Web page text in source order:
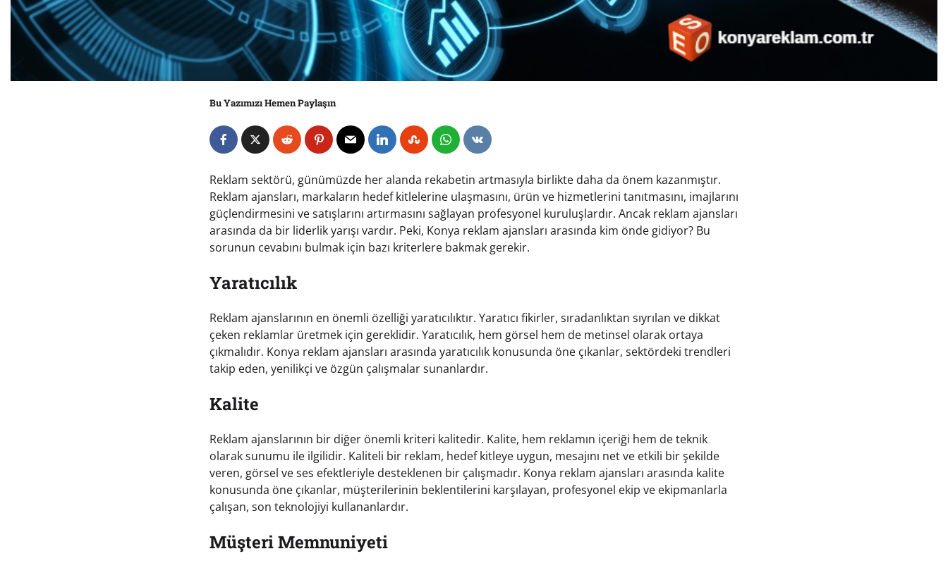
Bu Yazımızı Hemen Paylaşın
Reklam sektörü, günümüzde her alanda rekabetin artmasıyla birlikte daha da önem kazanmıştır.
Reklam ajansları, markaların hedef kitlelerine ulaşmasını, ürün ve hizmetlerini tanıtmasını, imajlarını
güçlendirmesini ve satışlarını artırmasını sağlayan profesyonel kuruluşlardır. Ancak reklam ajansları
arasında da bir liderlik yarışı vardır. Peki, Konya reklam ajansları arasında kim önde gidiyor? Bu
sorunun cevabını bulmak için bazı kriterlere bakmak gerekir.
Yaratıcılık
Reklam ajanslarının en önemli özelliği yaratıcılıktır. Yaratıcı fikirler, sıradanlıktan sıyrılan ve dikkat
çeken reklamlar üretmek için gereklidir. Yaratıcılık, hem görsel hem de metinsel olarak ortaya
çıkmalıdır. Konya reklam ajansları arasında yaratıcılık konusunda öne çıkanlar, sektördeki trendleri
takip eden, yenilikçi ve özgün çalışmalar sunanlardır.
Kalite
Reklam ajanslarının bir diğer önemli kriteri kalitedir. Kalite, hem reklamın içeriği hem de teknik
olarak sunumu ile ilgilidir. Kaliteli bir reklam, hedef kitleye uygun, mesajını net ve etkili bir şekilde
veren, görsel ve ses efektleriyle desteklenen bir çalışmadır. Konya reklam ajansları arasında kalite
konusunda öne çıkanlar, müşterilerinin beklentilerini karşılayan, profesyonel ekip ve ekipmanlarla
çalışan, son teknolojiyi kullananlardır.
Müşteri Memnuniyeti